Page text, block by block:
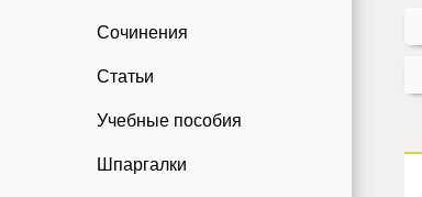
Сочинения
Статьи
Учебные пособия
Шпаргалки